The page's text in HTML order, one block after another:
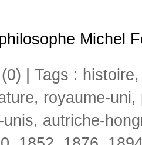
Michel
| Tags : histoire
, royaume-uni,
unis, autriche-